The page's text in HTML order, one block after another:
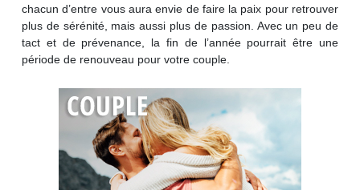
chacun d’entre vous aura envie de faire la paix pour retrouver
plus de sérénité, mais aussi plus de passion. Avec un peu de
tact et de prévenance, la fin de l’année pourrait être une
période de renouveau pour votre couple.